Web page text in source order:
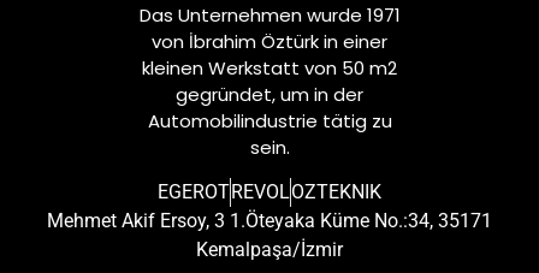
Das Unternehmen wurde 1971
von İbrahim Öztürk in einer
kleinen Werkstatt von 50 m2
gegründet, um in der
Automobilindustrie tätig zu
sein.
EGEROTREVOLOZTEKNIK
Mehmet Akif Ersoy, 3 1.Öteyaka Küme No.:34, 35171
Kemalpaşa/İzmir